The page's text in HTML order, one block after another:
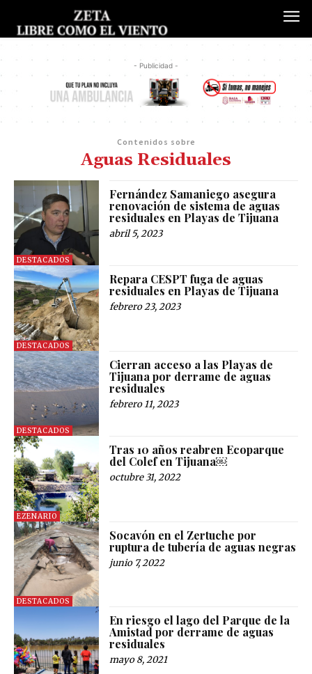
- Publicidad -
Contenidos sobre
Aguas Residuales
DESTACADOS
Fernández Samaniego asegura
renovación de sistema de aguas
residuales en Playas de Tijuana
abril 5, 2023
DESTACADOS
Repara CESPT fuga de aguas
residuales en Playas de Tijuana
febrero 23, 2023
DESTACADOS
Cierran acceso a las Playas de
Tijuana por derrame de aguas
residuales
febrero 11, 2023
EZENARIO
Tras 10 años reabren Ecoparque
del Colef en Tijuana￼
octubre 31, 2022
DESTACADOS
Socavón en el Zertuche por
ruptura de tubería de aguas negras
junio 7, 2022
En riesgo el lago del Parque de la
Amistad por derrame de aguas
residuales
mayo 8, 2021